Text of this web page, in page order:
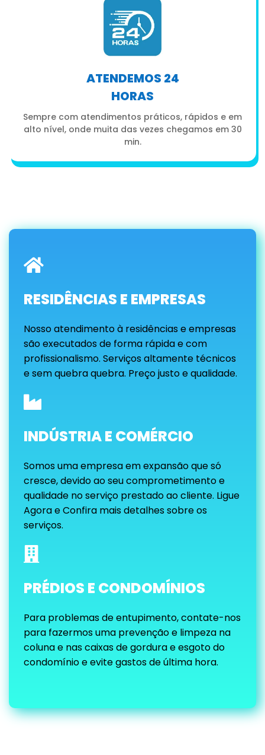
ATENDEMOS 24
HORAS
Sempre com atendimentos práticos, rápidos e em
alto nível, onde muita das vezes chegamos em 30
min.
RESIDÊNCIAS E EMPRESAS
Nosso atendimento à residências e empresas
são executados de forma rápida e com
profissionalismo. Serviços altamente técnicos
e sem quebra quebra. Preço justo e qualidade.
INDÚSTRIA E COMÉRCIO
Somos uma empresa em expansão que só
cresce, devido ao seu comprometimento e
qualidade no serviço prestado ao cliente. Ligue
Agora e Confira mais detalhes sobre os
serviços.
PRÉDIOS E CONDOMÍNIOS
Para problemas de entupimento, contate-nos
para fazermos uma prevenção e limpeza na
coluna e nas caixas de gordura e esgoto do
condomínio e evite gastos de última hora.